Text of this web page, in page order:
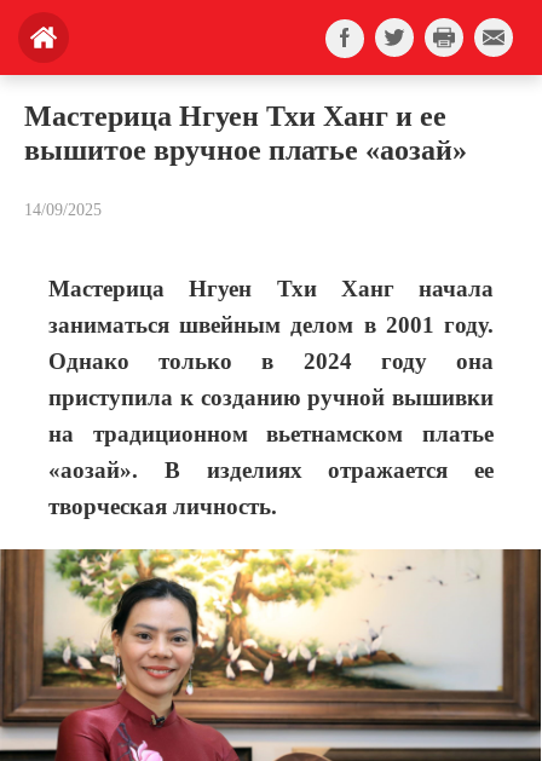
Мастерица Нгуен Тхи Ханг и ее
вышитое вручное платье «аозай»
14/09/2025
Мастерица Нгуен Тхи Ханг начала
заниматься швейным делом в 2001 году.
Однако только в 2024 году она
приступила к созданию ручной вышивки
на традиционном вьетнамском платье
«аозай». В изделиях отражается ее
творческая личность.